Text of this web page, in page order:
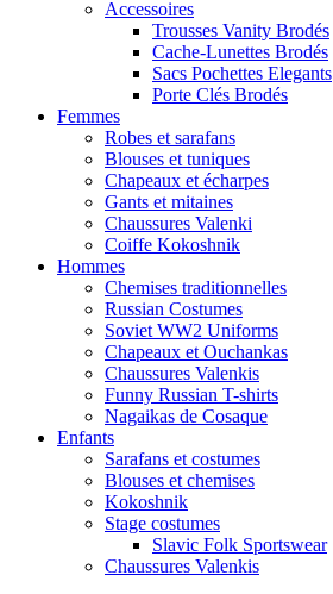
Accessoires
Trousses Vanity Brodés
Cache-Lunettes Brodés
Sacs Pochettes Elegants
Porte Clés Brodés
Femmes
Robes et sarafans
Blouses et tuniques
Chapeaux et écharpes
Gants et mitaines
Chaussures Valenki
Coiffe Kokoshnik
Hommes
Chemises traditionnelles
Russian Costumes
Soviet WW2 Uniforms
Chapeaux et Ouchankas
Chaussures Valenkis
Funny Russian T-shirts
Nagaikas de Cosaque
Enfants
Sarafans et costumes
Blouses et chemises
Kokoshnik
Stage costumes
Slavic Folk Sportswear
Chaussures Valenkis